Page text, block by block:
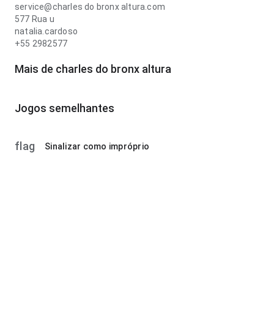
service@charles do bronx altura.com
577 Rua u
natalia.cardoso
+55 2982577
Mais de charles do bronx altura
Jogos semelhantes
flag Sinalizar como impróprio